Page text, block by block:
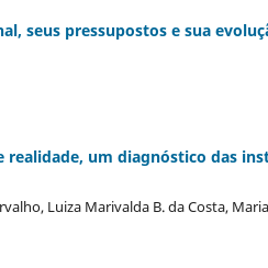
seus pressupostos e sua
realidade, um diagnóstico das
Luiza Marivalda B. da Costa,